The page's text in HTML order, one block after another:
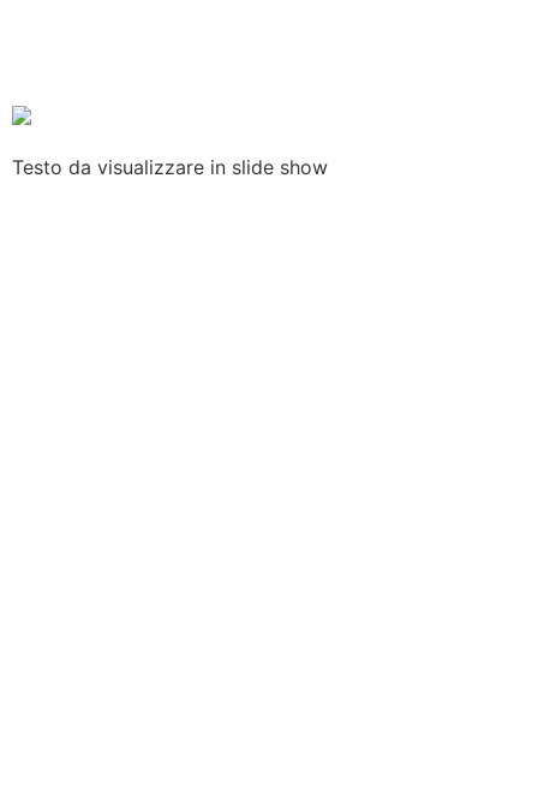
Testo da visualizzare in slide show